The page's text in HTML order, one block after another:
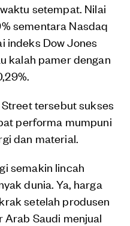
setempat. Nilai
sementara Nasdaq
indeks Dow Jones
kalah pamer dengan
tersebut sukses
performa mumpuni
dan material.
semakin lincah
dunia. Ya, harga
setelah produsen
Arab Saudi menjual